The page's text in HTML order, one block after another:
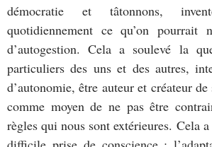
démocratie et tâtonnons,
quotidiennement ce qu’on pourrait
d’autogestion. Cela a soulevé la
particuliers des uns et des autres,
d’autonomie, être auteur et créateur
comme moyen de ne pas être
règles qui nous sont extérieures. Cela